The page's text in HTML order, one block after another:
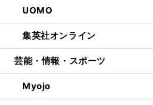
UOMO
集英社オンライン
芸能・情報・スポーツ
Myojo